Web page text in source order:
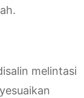
melintasi